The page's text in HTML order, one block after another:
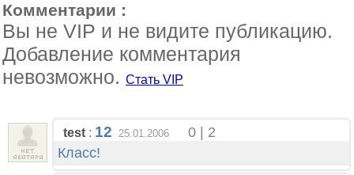
Комментарии :
Вы не VIP и не видите публикацию.
Добавление комментария
невозможно. Стать VIP
test : 12 25.01.2006
0 | 2
Класс!